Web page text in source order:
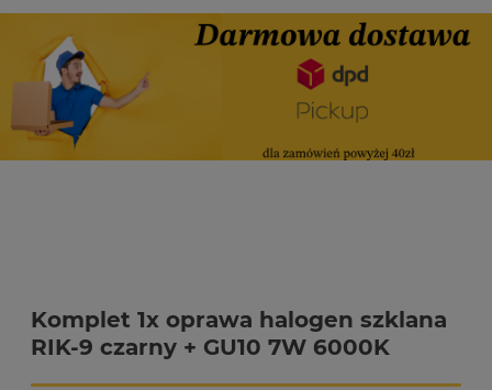
Komplet 1x oprawa halogen szklana
RIK-9 czarny + GU10 7W 6000K